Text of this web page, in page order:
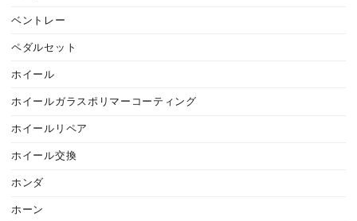
ベントレー
ペダルセット
ホイール
ホイールガラスポリマーコーティング
ホイールリペア
ホイール交換
ホンダ
ホーン